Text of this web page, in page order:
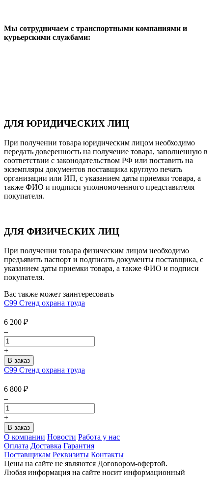
Мы сотрудничаем с транспортными компаниями и
курьерскими службами:
ДЛЯ ЮРИДИЧЕСКИХ ЛИЦ
При получении товара юридическим лицом необходимо
передать доверенность на получение товара, заполненную в
соответствии с законодательством РФ или поставить на
экземпляры документов поставщика круглую печать
организации или ИП, с указанием даты приемки товара, а
также ФИО и подписи уполномоченного представителя
покупателя.
ДЛЯ ФИЗИЧЕСКИХ ЛИЦ
При получении товара физическим лицом необходимо
предъявить паспорт и подписать документы поставщика, с
указанием даты приемки товара, а также ФИО и подписи
покупателя.
Вас также может заинтересовать
С99 Стенд охрана труда
6 200 ₽
–
+
С99 Стенд охрана труда
6 800 ₽
–
+
О компании Новости Работа у нас
Оплата Доставка Гарантия
Поставщикам Реквизиты Контакты
Цены на сайте не являются Договором-офертой.
Любая информация на сайте носит информационный